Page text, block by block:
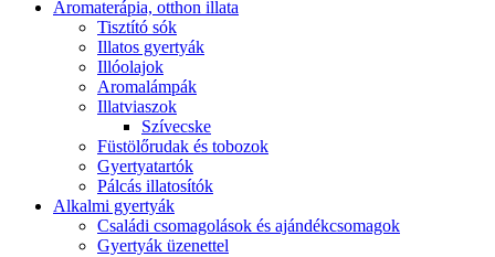
Aromaterápia, otthon illata
Tisztító sók
Illatos gyertyák
Illóolajok
Aromalámpák
Illatviaszok
Szívecske
Füstölőrudak és tobozok
Gyertyatartók
Pálcás illatosítók
Alkalmi gyertyák
Családi csomagolások és ajándékcsomagok
Gyertyák üzenettel